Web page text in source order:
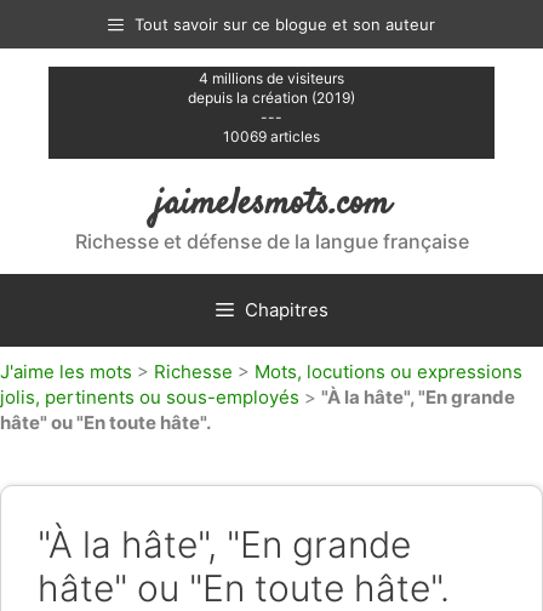
contenu
Tout savoir sur ce blogue et son auteur
4 millions de visiteurs
depuis la création (2019)
---
10069 articles
jaimelesmots.com
Richesse et défense de la langue française
Chapitres
J'aime les mots > Richesse > Mots, locutions ou expressions
jolis, pertinents ou sous-employés > "À la hâte", "En grande
hâte" ou "En toute hâte".
"À la hâte", "En grande
hâte" ou "En toute hâte".